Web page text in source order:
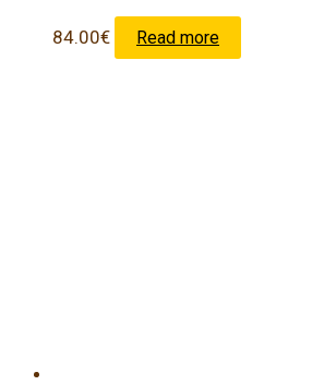
84.00€ Read more